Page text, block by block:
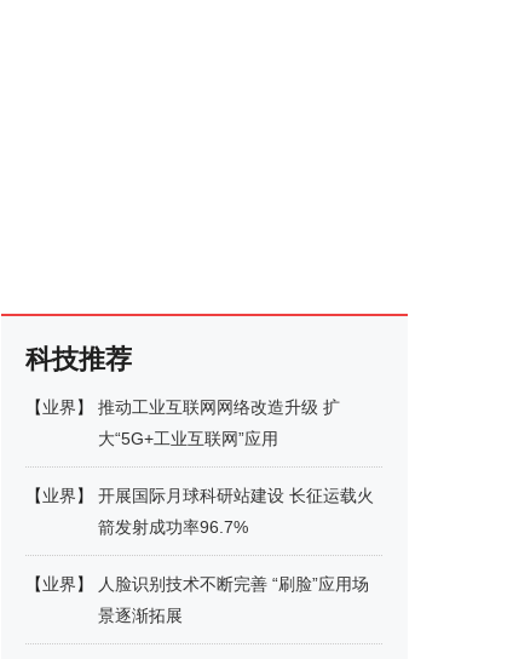
科技推荐
【业界】
推动工业互联网网络改造升级 扩
大“5G+工业互联网”应用
【业界】
开展国际月球科研站建设 长征运载火
箭发射成功率96.7%
【业界】
人脸识别技术不断完善 “刷脸”应用场
景逐渐拓展